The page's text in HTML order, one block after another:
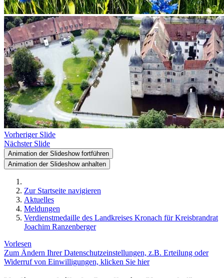
Vorheriger Slide
Nächster Slide
Animation der Slideshow fortführen
Animation der Slideshow anhalten
Zur Startseite navigieren
Aktuelles
Meldungen
Verdienstmedaille des Landkreises Kronach für Kreisbrandrat
Joachim Ranzenberger
Vorlesen
Zum Ändern Ihrer Datenschutzeinstellungen, z.B. Erteilung oder
Widerruf von Einwilligungen, klicken Sie hier